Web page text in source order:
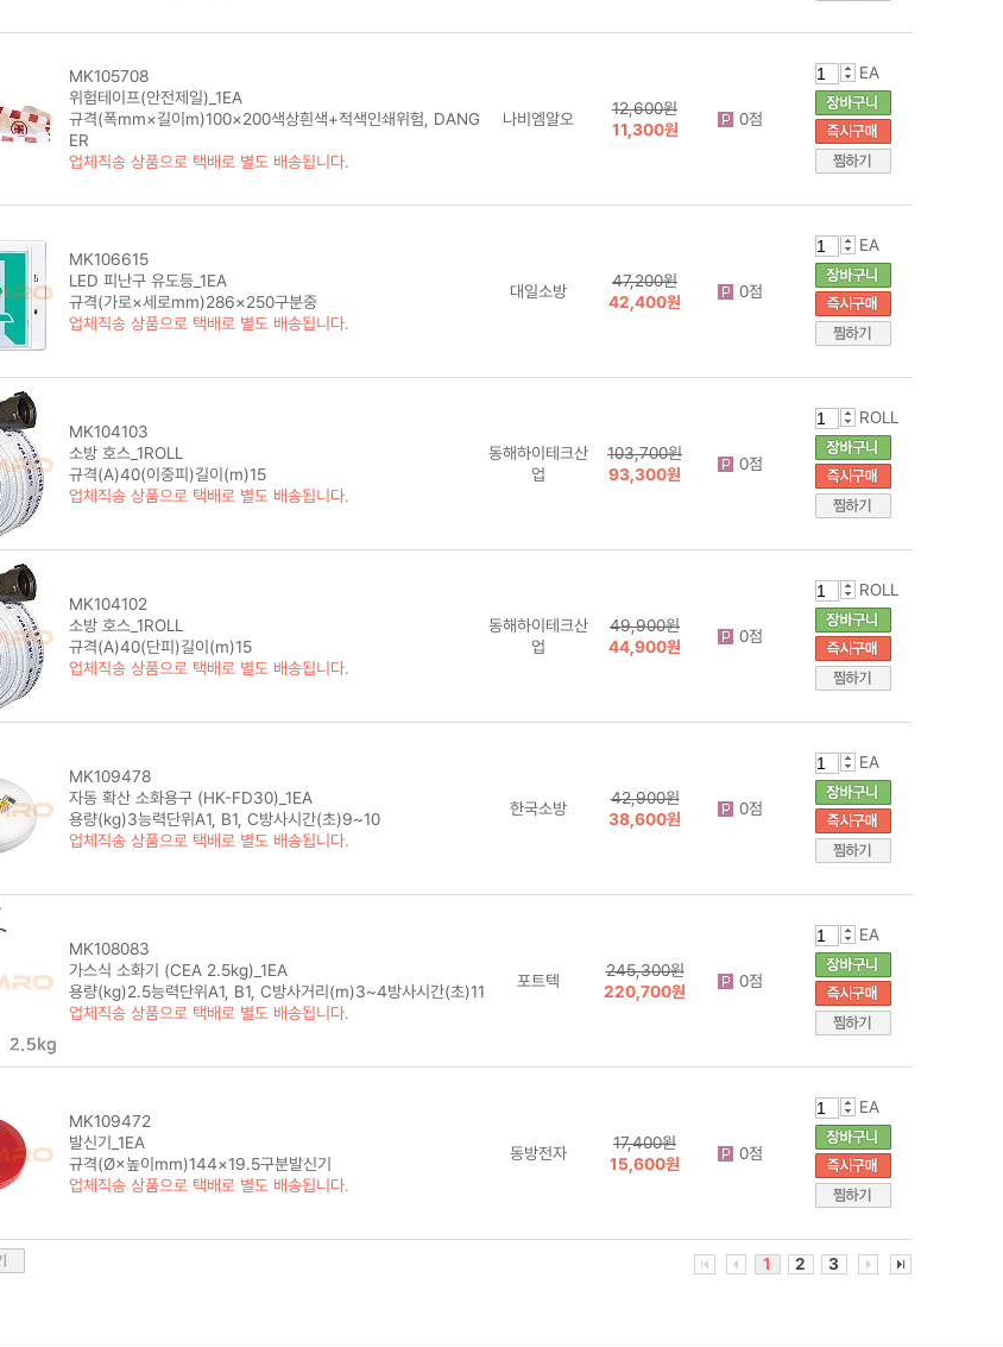
MK105708
위험테이프(안전제일)_1EA
규격(폭mm×길이m)100×200색상흰색+적색인쇄위험, DANG
ER
업체직송 상품으로 택배로 별도 배송됩니다.
나비엠알오
12,600원
11,300원
0점
EA
MK106615
LED 피난구 유도등_1EA
규격(가로×세로mm)286×250구분중
업체직송 상품으로 택배로 별도 배송됩니다.
대일소방
47,200원
42,400원
0점
EA
MK104103
소방 호스_1ROLL
규격(A)40(이중피)길이(m)15
업체직송 상품으로 택배로 별도 배송됩니다.
동해하이테크산
업
103,700원
93,300원
0점
ROLL
MK104102
소방 호스_1ROLL
규격(A)40(단피)길이(m)15
업체직송 상품으로 택배로 별도 배송됩니다.
동해하이테크산
업
49,900원
44,900원
0점
ROLL
MK109478
자동 확산 소화용구 (HK-FD30)_1EA
용량(kg)3능력단위A1, B1, C방사시간(초)9~10
업체직송 상품으로 택배로 별도 배송됩니다.
한국소방
42,900원
38,600원
0점
EA
MK108083
가스식 소화기 (CEA 2.5kg)_1EA
용량(kg)2.5능력단위A1, B1, C방사거리(m)3~4방사시간(초)11
업체직송 상품으로 택배로 별도 배송됩니다.
포트텍
245,300원
220,700원
0점
EA
MK109472
발신기_1EA
규격(Ø×높이mm)144×19.5구분발신기
업체직송 상품으로 택배로 별도 배송됩니다.
동방전자
17,400원
15,600원
0점
EA
1 2 3